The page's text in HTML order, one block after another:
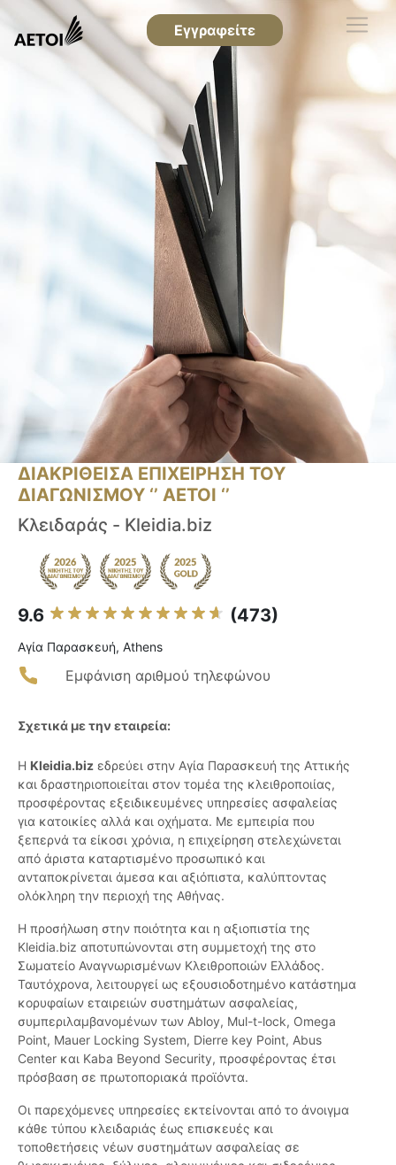
Εγγραφείτε
ΔΙΑΚΡΙΘΕΙΣΑ ΕΠΙΧΕΙΡΗΣΗ ΤΟΥ
ΔΙΑΓΩΝΙΣΜΟΥ ‘’ ΑΕΤΟΙ ‘’
Κλειδαράς - Kleidia.biz
9.6 (473)
Αγία Παρασκευή, Athens
Εμφάνιση αριθμού τηλεφώνου
Σχετικά με την εταιρεία:
Η Kleidia.biz εδρεύει στην Αγία Παρασκευή της Αττικής
και δραστηριοποιείται στον τομέα της κλειθροποιίας,
προσφέροντας εξειδικευμένες υπηρεσίες ασφαλείας
για κατοικίες αλλά και οχήματα. Με εμπειρία που
ξεπερνά τα είκοσι χρόνια, η επιχείρηση στελεχώνεται
από άριστα καταρτισμένο προσωπικό και
ανταποκρίνεται άμεσα και αξιόπιστα, καλύπτοντας
ολόκληρη την περιοχή της Αθήνας.
Η προσήλωση στην ποιότητα και η αξιοπιστία της
Kleidia.biz αποτυπώνονται στη συμμετοχή της στο
Σωματείο Αναγνωρισμένων Κλειθροποιών Ελλάδος.
Ταυτόχρονα, λειτουργεί ως εξουσιοδοτημένο κατάστημα
κορυφαίων εταιρειών συστημάτων ασφαλείας,
συμπεριλαμβανομένων των Abloy, Mul-t-lock, Omega
Point, Mauer Locking System, Dierre key Point, Abus
Center και Kaba Beyond Security, προσφέροντας έτσι
πρόσβαση σε πρωτοποριακά προϊόντα.
Οι παρεχόμενες υπηρεσίες εκτείνονται από το άνοιγμα
κάθε τύπου κλειδαριάς έως επισκευές και
τοποθετήσεις νέων συστημάτων ασφαλείας σε